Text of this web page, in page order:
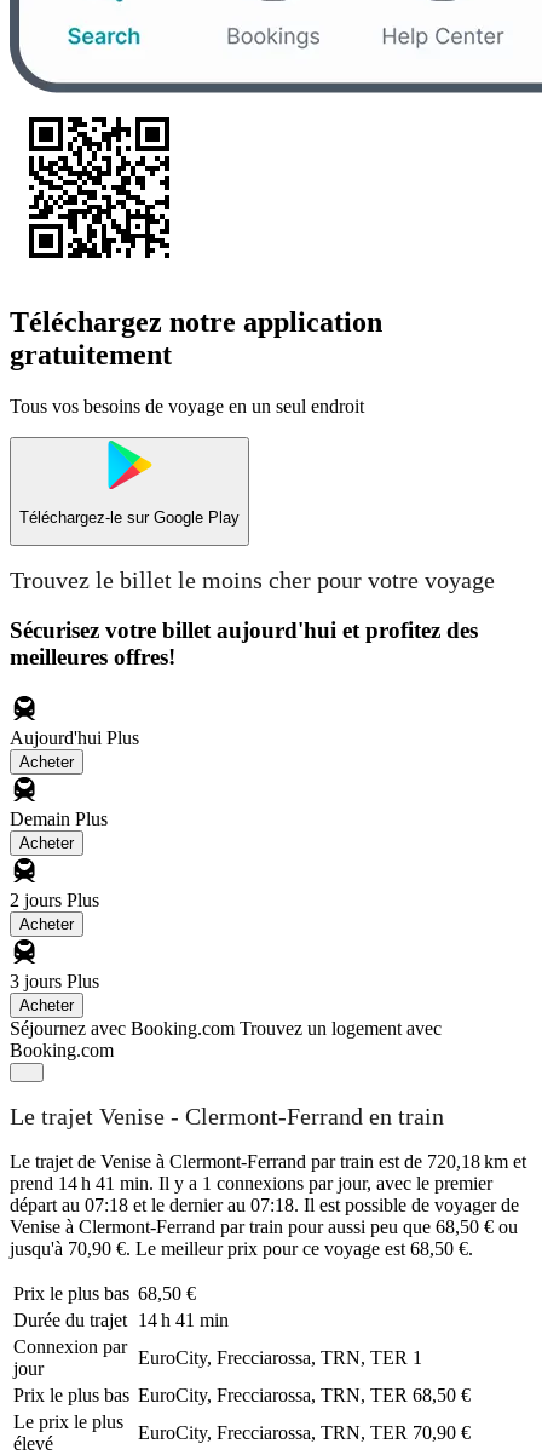
Téléchargez notre application
gratuitement
Tous vos besoins de voyage en un seul endroit
Téléchargez-le sur Google Play
Trouvez le billet le moins cher pour votre voyage
Sécurisez votre billet aujourd'hui et profitez des
meilleures offres!
Aujourd'hui Plus
Acheter
Demain Plus
Acheter
2 jours Plus
Acheter
3 jours Plus
Acheter
Séjournez avec Booking.com Trouvez un logement avec
Booking.com
Le trajet Venise - Clermont-Ferrand en train
Le trajet de Venise à Clermont-Ferrand par train est de 720,18 km et
prend 14 h 41 min. Il y a 1 connexions par jour, avec le premier
départ au 07:18 et le dernier au 07:18. Il est possible de voyager de
Venise à Clermont-Ferrand par train pour aussi peu que 68,50 € ou
jusqu'à 70,90 €. Le meilleur prix pour ce voyage est 68,50 €.
Prix ​​le plus bas 68,50 €
Durée du trajet 14 h 41 min
Connexion par
jour
EuroCity, Frecciarossa, TRN, TER 1
Prix ​​le plus bas EuroCity, Frecciarossa, TRN, TER 68,50 €
Le prix le plus
élevé
EuroCity, Frecciarossa, TRN, TER 70,90 €